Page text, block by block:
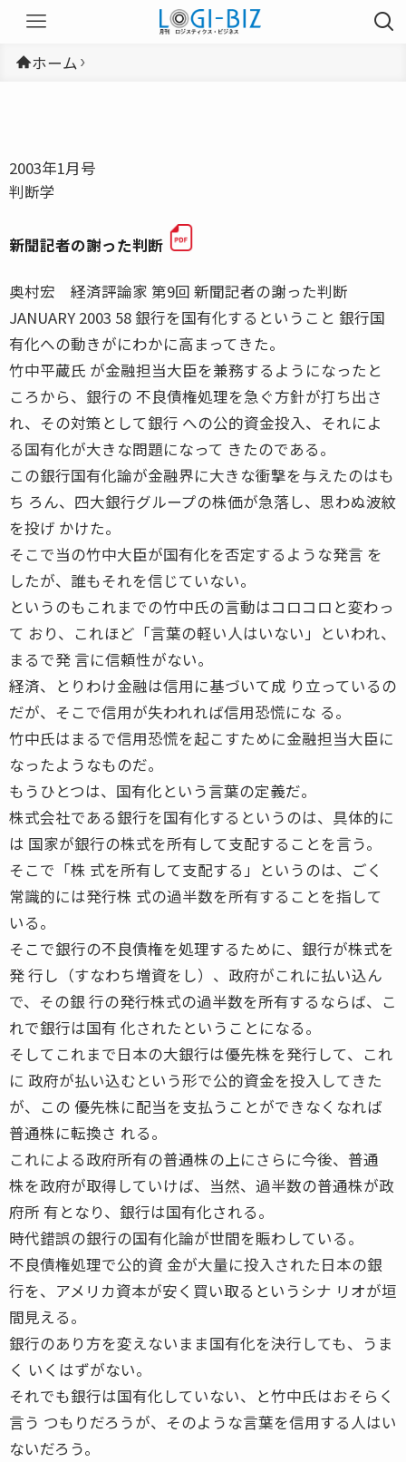
ホーム
2003年1月号
判断学
新聞記者の謝った判断
奥村宏 経済評論家 第9回 新聞記者の謝った判断
JANUARY 2003 58 銀行を国有化するということ 銀行国
有化への動きがにわかに高まってきた。
竹中平蔵氏 が金融担当大臣を兼務するようになったと
ころから、銀行の 不良債権処理を急ぐ方針が打ち出さ
れ、その対策として銀行 への公的資金投入、それによ
る国有化が大きな問題になって きたのである。
この銀行国有化論が金融界に大きな衝撃を与えたのはも
ち ろん、四大銀行グループの株価が急落し、思わぬ波紋
を投げ かけた。
そこで当の竹中大臣が国有化を否定するような発言 を
したが、誰もそれを信じていない。
というのもこれまでの竹中氏の言動はコロコロと変わっ
て おり、これほど「言葉の軽い人はいない」といわれ、
まるで発 言に信頼性がない。
経済、とりわけ金融は信用に基づいて成 り立っているの
だが、そこで信用が失われれば信用恐慌にな る。
竹中氏はまるで信用恐慌を起こすために金融担当大臣に
なったようなものだ。
もうひとつは、国有化という言葉の定義だ。
株式会社である銀行を国有化するというのは、具体的に
は 国家が銀行の株式を所有して支配することを言う。
そこで「株 式を所有して支配する」というのは、ごく
常識的には発行株 式の過半数を所有することを指して
いる。
そこで銀行の不良債権を処理するために、銀行が株式を
発 行し（すなわち増資をし）、政府がこれに払い込ん
で、その銀 行の発行株式の過半数を所有するならば、こ
れで銀行は国有 化されたということになる。
そしてこれまで日本の大銀行は優先株を発行して、これ
に 政府が払い込むという形で公的資金を投入してきた
が、この 優先株に配当を支払うことができなくなれば
普通株に転換さ れる。
これによる政府所有の普通株の上にさらに今後、普通
株を政府が取得していけば、当然、過半数の普通株が政
府所 有となり、銀行は国有化される。
時代錯誤の銀行の国有化論が世間を賑わしている。
不良債権処理で公的資 金が大量に投入された日本の銀
行を、アメリカ資本が安く買い取るというシナ リオが垣
間見える。
銀行のあり方を変えないまま国有化を決行しても、うま
く いくはずがない。
それでも銀行は国有化していない、と竹中氏はおそらく
言う つもりだろうが、そのような言葉を信用する人はい
ないだろう。